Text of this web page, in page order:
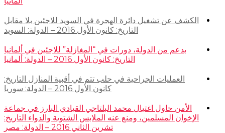
الكشف عن تشغيل دائرة الهجرة في السويد للاجئين بلا مقابل
التاريخ: كانون الأول 2016 – الدولة: السويد
بدعم من الدولة، دورات في “المغازلة” للاجئين في ألمانيا
التاريخ: كانون الأول 2016 – الدولة: ألمانيا
العمليات الجراحية في حلب تتم في أقبية المنازل التاريخ:
كانون الأول 2016 – الدولة: سوريا
الأمن حاول اغتيال محمد البلتاجي القيادي البارز في جماعة
الإخوان المسلمين، ومنع عنه الملابس الشتوية والدواء التاريخ:
تشرين الثاني 2016 – الدولة: مصر